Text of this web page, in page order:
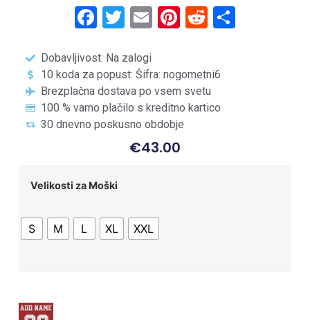
Facebook
Twitter
EmailPinterest
Reddit
Dobavljivost: Na zalogi
10 koda za popust: Šifra: nogometni6
Brezplačna dostava po vsem svetu
100 % varno plačilo s kreditno kartico
30 dnevno poskusno obdobje
€43.00
Velikosti za Moški
S M L XL XXL